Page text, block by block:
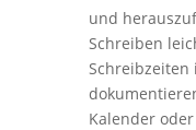
und
Schreiben
Schreibzeiten
Kalender